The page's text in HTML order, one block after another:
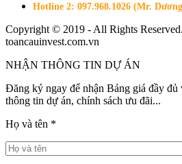
Hotline 2: 097.968.1026 (Mr.
Copyright © 2019 - All Rights
toancauinvest.com.vn
NHẬN THÔNG TIN DỰ ÁN
Đăng ký ngay để nhận Bảng giá đầy đủ
thông tin dự án, chính sách ưu đãi...
Họ và tên *